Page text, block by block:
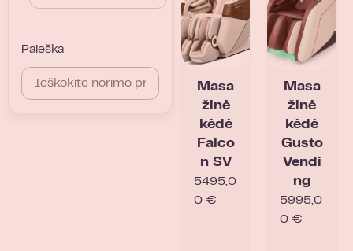
Paieška
Masa
žinė
kėdė
Falco
n SV
5495,0
0 €
Masa
žinė
kėdė
Gusto
Vendi
ng
5995,0
0 €